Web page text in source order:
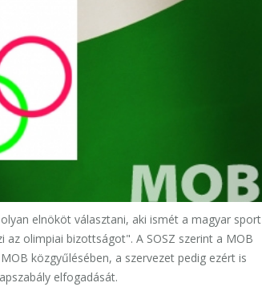
elnököt választani, aki ismét a magyar sport
olimpiai bizottságot". A SOSZ szerint a MOB
közgyűlésében, a szervezet pedig ezért is
elfogadását.